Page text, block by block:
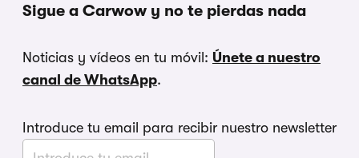
Sigue a Carwow y no te pierdas nada
Noticias y vídeos en tu móvil: Únete a nuestro
canal de WhatsApp.
Introduce tu email para recibir nuestro newsletter